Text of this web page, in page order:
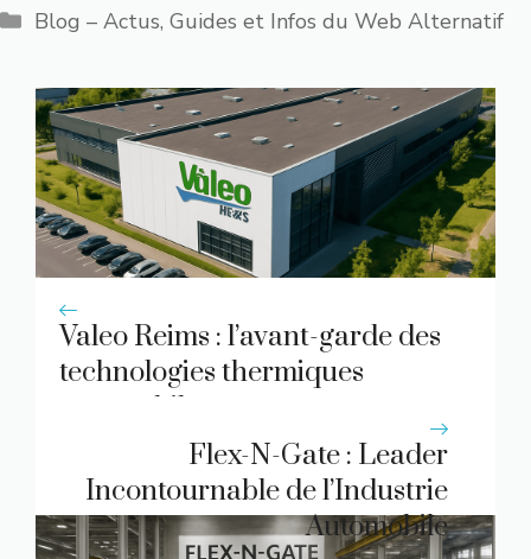
Catégories
Blog – Actus, Guides et Infos du Web Alternatif
Valeo Reims : l’avant-garde des
technologies thermiques
automobiles
Flex-N-Gate : Leader
Incontournable de l’Industrie
Automobile